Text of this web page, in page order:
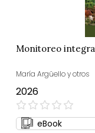
Monitoreo
María Argüello y otros
2026
0%
eBook